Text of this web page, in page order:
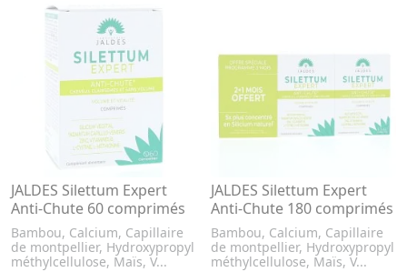
JALDES Silettum Expert
Anti-Chute 60 comprimés
Bambou, Calcium, Capillaire
de montpellier, Hydroxypropyl
méthylcellulose, Maïs, V...
JALDES Silettum Expert
Anti-Chute 180 comprimés
Bambou, Calcium, Capillaire
de montpellier, Hydroxypropyl
méthylcellulose, Maïs, V...